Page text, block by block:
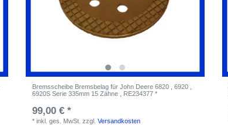
Bremsscheibe Bremsbelag für John Deere 6820 , 6920 ,
6920S Serie 335mm 15 Zähne , RE234377 *
99,00 € *
*inkl. ges. MwSt. zzgl.Versandkosten